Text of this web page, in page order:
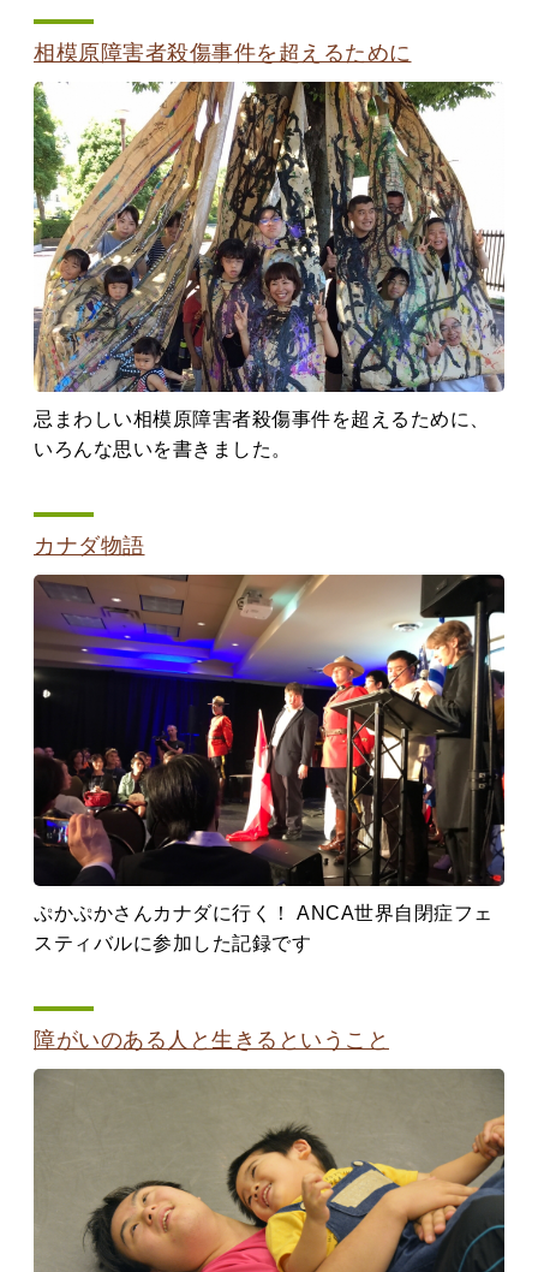
相模原障害者殺傷事件を超えるために
忌まわしい相模原障害者殺傷事件を超えるために、
いろんな思いを書きました。
カナダ物語
ぷかぷかさんカナダに行く！ ANCA世界自閉症フェ
スティバルに参加した記録です
障がいのある人と生きるということ